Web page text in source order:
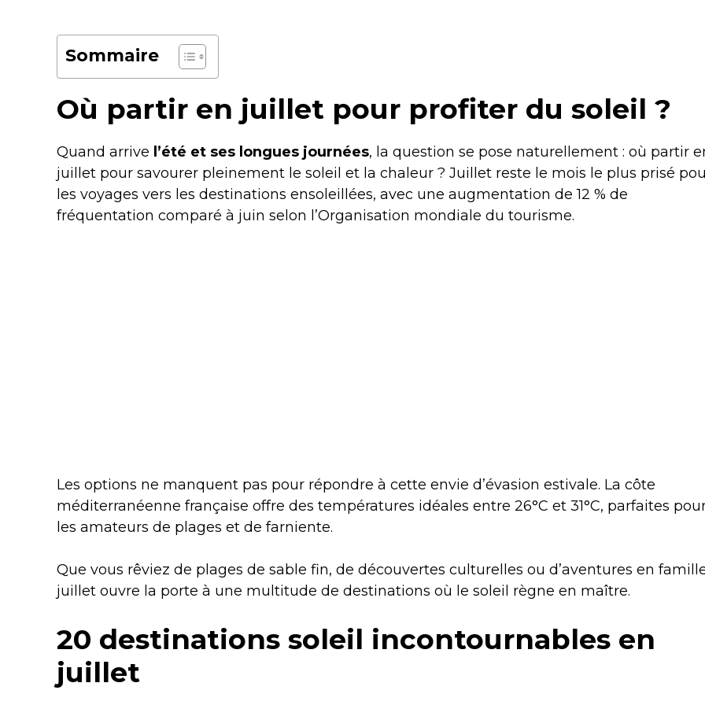
Sommaire
Où partir en juillet pour profiter du soleil ?
Quand arrive l’été et ses longues journées, la question se pose naturellement : où partir
juillet pour savourer pleinement le soleil et la chaleur ? Juillet reste le mois le plus prisé
les voyages vers les destinations ensoleillées, avec une augmentation de 12 % de
fréquentation comparé à juin selon l’Organisation mondiale du tourisme.
Les options ne manquent pas pour répondre à cette envie d’évasion estivale. La côte
méditerranéenne française offre des températures idéales entre 26°C et 31°C, parfaites
les amateurs de plages et de farniente.
Que vous rêviez de plages de sable fin, de découvertes culturelles ou d’aventures en
juillet ouvre la porte à une multitude de destinations où le soleil règne en maître.
20 destinations soleil incontournables en
juillet